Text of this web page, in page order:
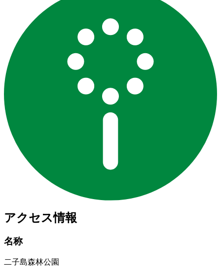
アクセス情報
名称
二子島森林公園